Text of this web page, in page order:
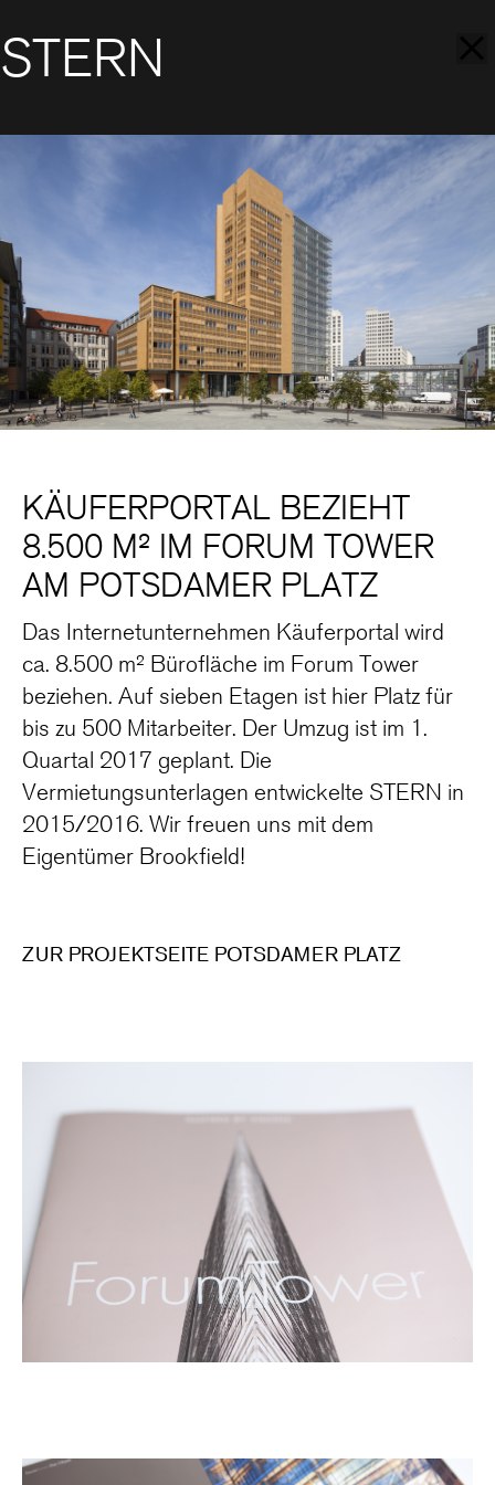
STERN
KÄUFERPORTAL BEZIEHT
8.500 M² IM FORUM TOWER
AM POTSDAMER PLATZ
Das Internetunternehmen Käuferportal wird
ca. 8.500 m² Bürofläche im Forum Tower
beziehen. Auf sieben Etagen ist hier Platz für
bis zu 500 Mitarbeiter. Der Umzug ist im 1.
Quartal 2017 geplant. Die
Vermietungsunterlagen entwickelte STERN in
2015/2016. Wir freuen uns mit dem
Eigentümer Brookfield!
ZUR PROJEKTSEITE POTSDAMER PLATZ